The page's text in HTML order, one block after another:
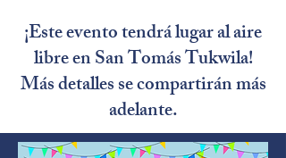
¡Este evento tendrá lugar al aire
libre en San Tomás Tukwila!
Más detalles se compartirán más
adelante.